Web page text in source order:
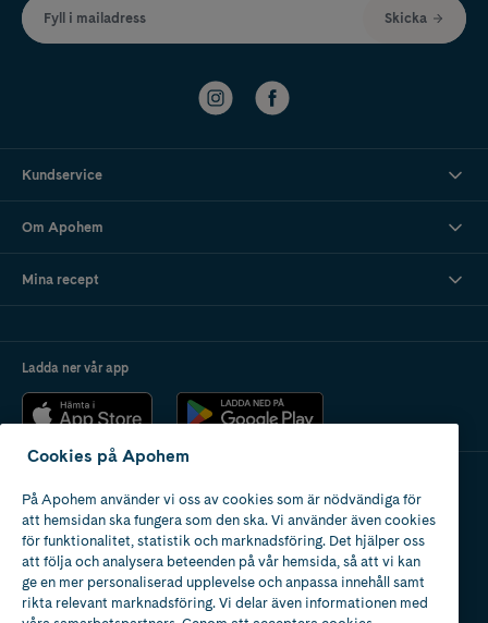
Fyll i mailadress Skicka
Kundservice
Om Apohem
Mina recept
Ladda ner vår app
Apotek med tillstånd
av Läkemedelsverket
Cookies på Apohem
På Apohem använder vi oss av cookies som är nödvändiga för
att hemsidan ska fungera som den ska. Vi använder även cookies
för funktionalitet, statistik och marknadsföring. Det hjälper oss
att följa och analysera beteenden på vår hemsida, så att vi kan
ge en mer personaliserad upplevelse och anpassa innehåll samt
rikta relevant marknadsföring. Vi delar även informationen med